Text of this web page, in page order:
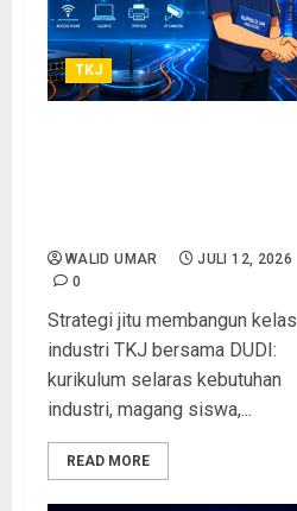
TKJ
WALID UMAR
JULI 12, 2026
0
Strategi jitu membangun kelas
industri TKJ bersama DUDI:
kurikulum selaras kebutuhan
industri, magang siswa,...
READ MORE